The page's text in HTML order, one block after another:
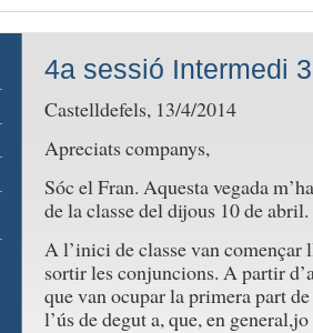
4a sessió Intermedi 3
Castelldefels, 13/4/2014
Apreciats companys,
Sóc el Fran. Aquesta vegada
de la classe del dijous 10 de abril.
A l’inici de classe van començar
sortir les conjuncions. A partir
que van ocupar la primera part
l’ús de degut a, que, en